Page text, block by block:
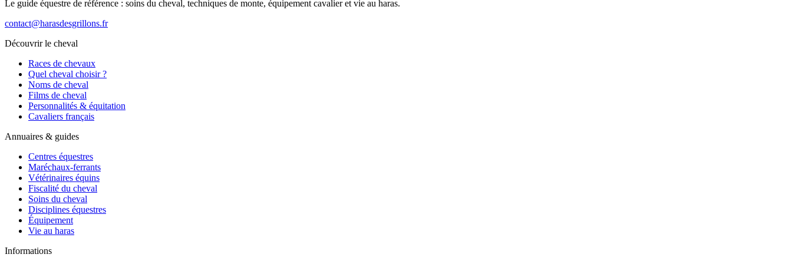
Le guide équestre de référence : soins du cheval, techniques de monte, équipement cavalier et vie au haras.
contact@harasdesgrillons.fr
Découvrir le cheval
Races de chevaux
Quel cheval choisir ?
Noms de cheval
Films de cheval
Personnalités & équitation
Cavaliers français
Annuaires & guides
Centres équestres
Maréchaux-ferrants
Vétérinaires équins
Fiscalité du cheval
Soins du cheval
Disciplines équestres
Équipement
Vie au haras
Informations